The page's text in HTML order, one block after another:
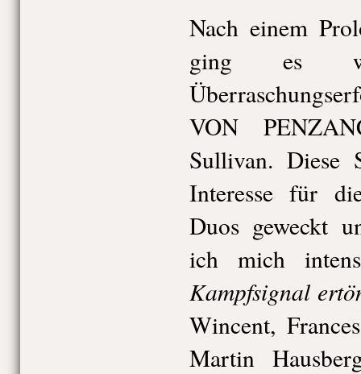
Nach einem
ging es
VON
Sullivan. Diese
Interesse für
Duos geweckt
ich mich
Kampfsignal
Wincent,
Martin